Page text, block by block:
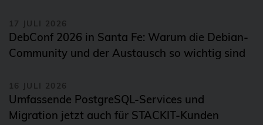
Hilfe
Homeoffice
HowTo: Proxmox-Cluster mit Ansible
erstellen
17 JULI 2026
DebConf 2026 in Santa Fe: Warum die Debian-
Community und der Austausch so wichtig sind
16 JULI 2026
Umfassende PostgreSQL-Services und
Migration jetzt auch für STACKIT-Kunden